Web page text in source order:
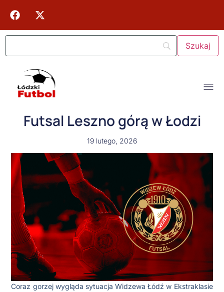
Futsal Leszno górą w Łodzi
19 lutego, 2026
Coraz gorzej wygląda sytuacja Widzewa Łódź w Ekstraklasie